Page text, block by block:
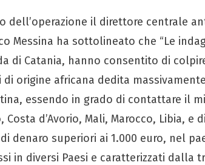
dell’operazione il direttore centrale
Messina ha sottolineato che “Le
di Catania, hanno consentito di
di origine africana dedita
essendo in grado di contattare il
Costa d’Avorio, Mali, Marocco, Libia,
denaro superiori ai 1.000 euro, nel
in diversi Paesi e caratterizzati dalla